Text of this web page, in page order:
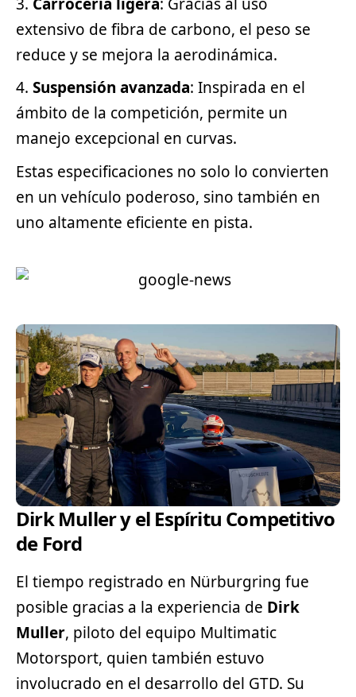
extensivo de fibra de carbono, el peso se
reduce y se mejora la aerodinámica.
Suspensión avanzada: Inspirada en el
ámbito de la competición, permite un
manejo excepcional en curvas.
Estas especificaciones no solo lo convierten
en un vehículo poderoso, sino también en
uno altamente eficiente en pista.
Dirk Muller y el Espíritu Competitivo
de Ford
El tiempo registrado en Nürburgring fue
posible gracias a la experiencia de Dirk
Muller, piloto del equipo Multimatic
Motorsport, quien también estuvo
involucrado en el desarrollo del GTD. Su